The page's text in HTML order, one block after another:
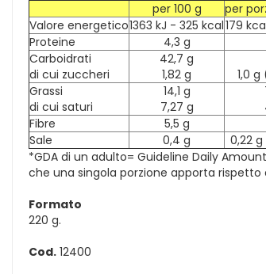
per 100 g
per
Valore energetico1363 kJ - 325 kcal179
Proteine
4,3 g
Carboidrati
di cui zuccheri
42,7 g
1,82 g
1,0 g
Grassi
di cui saturi
14,1 g
7,27 g
Fibre
5,5 g
Sale
0,4 g
0,22
*GDA di un adulto= Guideline Daily
che una singola porzione apporta
Formato
220 g.
Cod. 12400